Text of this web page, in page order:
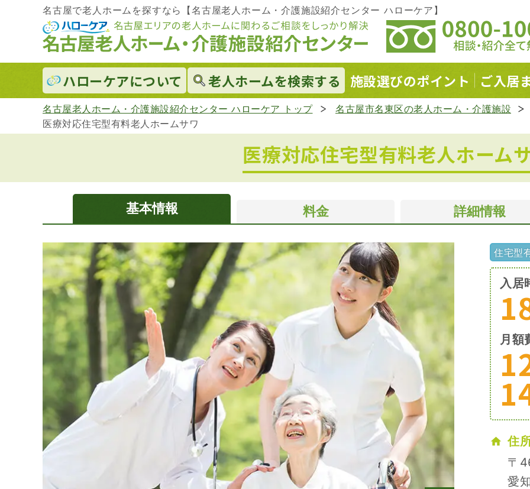
名古屋で老人ホームを探すなら【名古屋老人ホーム・介護施設紹介センター ハローケア】
ハローケアについて 老人ホームを検索する 施設選びのポイント ご入居
名古屋老人ホーム・介護施設紹介センター ハローケア トップ
名古屋市名東区の老人ホーム・介護施設
医療対応住宅型有料老人ホームサワ
医療対応住宅型有料老人ホーム
基本情報 料金 詳細情報
住宅型
入居
月額
住
〒
愛